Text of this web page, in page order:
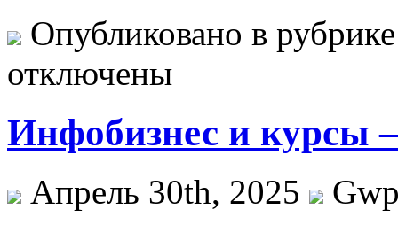
Опубликовано в
отключены
Инфобизнес и курсы
Апрель 30th, 2025